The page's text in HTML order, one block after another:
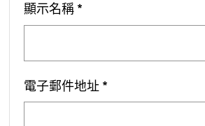
顯示名稱 *
電子郵件地址 *